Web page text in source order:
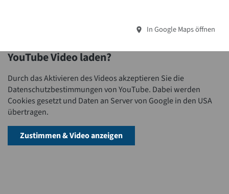
In Google Maps öffnen
YouTube Video laden?
Durch das Aktivieren des Videos akzeptieren Sie die
Datenschutzbestimmungen von YouTube. Dabei werden
Cookies gesetzt und Daten an Server von Google in den USA
übertragen.
Zustimmen & Video anzeigen